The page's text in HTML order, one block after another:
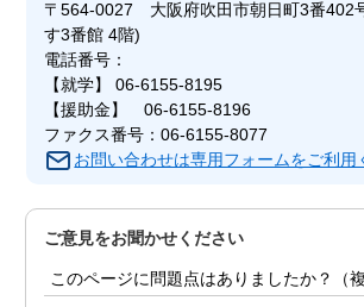
〒564-0027 大阪府吹田市朝日町3番402
す3番館 4階)
電話番号：
【就学】 06-6155-8195
【援助金】 06-6155-8196
ファクス番号：06-6155-8077
お問い合わせは専用フォームをご利用
ご意見をお聞かせください
このページに問題点はありましたか？（